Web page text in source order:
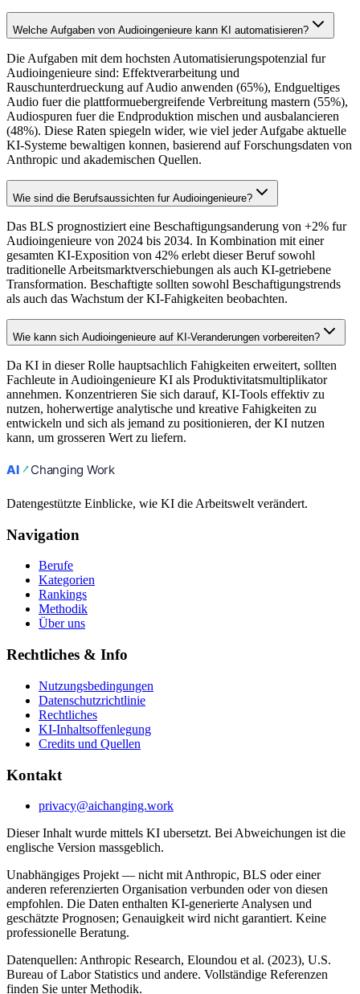
Welche Aufgaben von Audioingenieure kann KI automatisieren?
Die Aufgaben mit dem hochsten Automatisierungspotenzial fur
Audioingenieure sind: Effektverarbeitung und
Rauschunterdrueckung auf Audio anwenden (65%), Endgueltiges
Audio fuer die plattformuebergreifende Verbreitung mastern (55%),
Audiospuren fuer die Endproduktion mischen und ausbalancieren
(48%). Diese Raten spiegeln wider, wie viel jeder Aufgabe aktuelle
KI-Systeme bewaltigen konnen, basierend auf Forschungsdaten von
Anthropic und akademischen Quellen.
Wie sind die Berufsaussichten fur Audioingenieure?
Das BLS prognostiziert eine Beschaftigungsanderung von +2% fur
Audioingenieure von 2024 bis 2034. In Kombination mit einer
gesamten KI-Exposition von 42% erlebt dieser Beruf sowohl
traditionelle Arbeitsmarktverschiebungen als auch KI-getriebene
Transformation. Beschaftigte sollten sowohl Beschaftigungstrends
als auch das Wachstum der KI-Fahigkeiten beobachten.
Wie kann sich Audioingenieure auf KI-Veranderungen vorbereiten?
Da KI in dieser Rolle hauptsachlich Fahigkeiten erweitert, sollten
Fachleute in Audioingenieure KI als Produktivitatsmultiplikator
annehmen. Konzentrieren Sie sich darauf, KI-Tools effektiv zu
nutzen, hoherwertige analytische und kreative Fahigkeiten zu
entwickeln und sich als jemand zu positionieren, der KI nutzen
kann, um grosseren Wert zu liefern.
Datengestützte Einblicke, wie KI die Arbeitswelt verändert.
Navigation
Berufe
Kategorien
Rankings
Methodik
Über uns
Rechtliches & Info
Nutzungsbedingungen
Datenschutzrichtlinie
Rechtliches
KI-Inhaltsoffenlegung
Credits und Quellen
Kontakt
privacy@aichanging.work
Dieser Inhalt wurde mittels KI ubersetzt. Bei Abweichungen ist die
englische Version massgeblich.
Unabhängiges Projekt — nicht mit Anthropic, BLS oder einer
anderen referenzierten Organisation verbunden oder von diesen
empfohlen. Die Daten enthalten KI-generierte Analysen und
geschätzte Prognosen; Genauigkeit wird nicht garantiert. Keine
professionelle Beratung.
Datenquellen: Anthropic Research, Eloundou et al. (2023), U.S.
Bureau of Labor Statistics und andere. Vollständige Referenzen
finden Sie unter Methodik.